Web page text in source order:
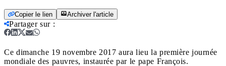
Copier le lien Archiver l'article
Partager sur:
Ce dimanche 19 novembre 2017 aura lieu la première journée
mondiale des pauvres, instaurée par le pape François.